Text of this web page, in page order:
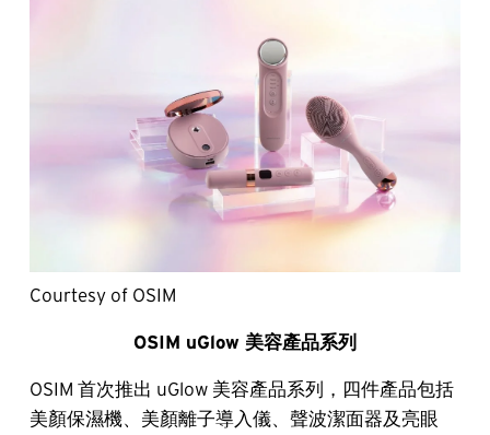
Courtesy of OSIM
OSIM uGlow 美容產品系列
OSIM 首次推出 uGlow 美容產品系列，四件產品包括
美顏保濕機、美顏離子導入儀、聲波潔面器及亮眼